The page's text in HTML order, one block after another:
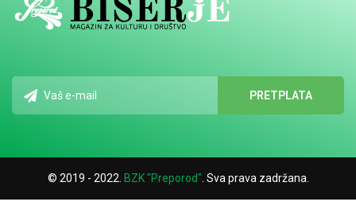
© 2019 - 2022. BZK "Preporod". Sva prava zadržana.